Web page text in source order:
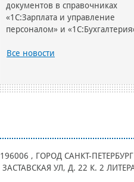
документов в справочниках
«1С:Зарплата и управление
персоналом» и
Все новости
196006 , ГОРОД САНКТ-
ЗАСТАВСКАЯ УЛ, Д. 22 К. 2